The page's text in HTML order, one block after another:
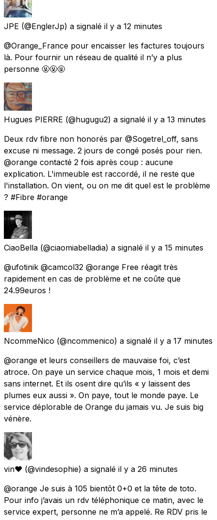
JPE (@EnglerJp) a signalé il y a 12 minutes
@Orange_France pour encaisser les factures toujours
là. Pour fournir un réseau de qualité il n’y a plus
personne 🤬🤬🤬
Hugues PIERRE (@hugugu2) a signalé il y a 13 minutes
Deux rdv fibre non honorés par @Sogetrel_off, sans
excuse ni message. 2 jours de congé posés pour rien.
@orange contacté 2 fois après coup : aucune
explication. L'immeuble est raccordé, il ne reste que
l'installation. On vient, ou on me dit quel est le problème
? #Fibre #orange
CiaoBella (@ciaomiabelladia) a signalé il y a 15 minutes
@ufotinik @camcol32 @orange Free réagit très
rapidement en cas de problème et ne coûte que
24.99euros !
NcommeNico (@ncommenico) a signalé il y a 17 minutes
@orange et leurs conseillers de mauvaise foi, c’est
atroce. On paye un service chaque mois, 1 mois et demi
sans internet. Et ils osent dire qu’ils « y laissent des
plumes eux aussi ». On paye, tout le monde paye. Le
service déplorable de Orange du jamais vu. Je suis big
vénère.
vin❤️ (@vindesophie) a signalé il y a 26 minutes
@orange Je suis à 105 bientôt 0+0 et la tête de toto.
Pour info j’avais un rdv téléphonique ce matin, avec le
service expert, personne ne m’a appelé. Re RDV pris le